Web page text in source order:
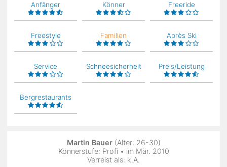
Anfänger Könner Freeride
Freestyle Familien Après Ski
Service Schneesicherheit Preis/Leistung
Bergrestaurants
Martin Bauer(Alter: 26-30)
Könnerstufe: Profi • im Mär. 2010
Verreist als: k.A.